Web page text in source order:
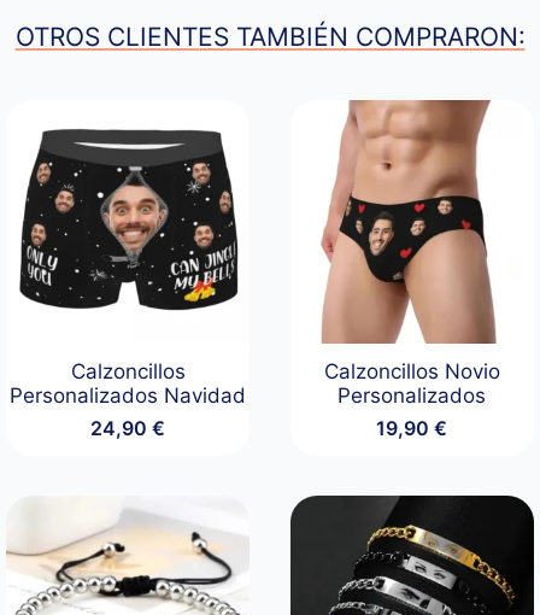
OTROS CLIENTES TAMBIÉN COMPRARON:
Calzoncillos
Personalizados Navidad
24,90€
Calzoncillos Novio
Personalizados
19,90€